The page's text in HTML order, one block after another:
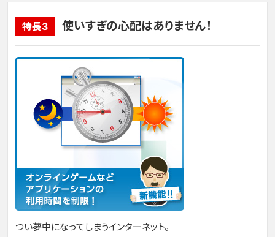
特長3 使いすぎの心配はありません！
つい夢中になってしまうインターネット。